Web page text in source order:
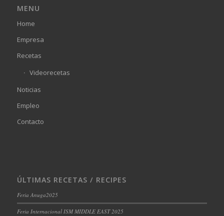
MENU
Home
Empresa
Recetas
Videorecetas
Noticias
Empleo
Contacto
ÚLTIMAS RECETAS / RECIPES
Feria Anuga2025
Feria Internacional ISM MIDDLE EAST 2025